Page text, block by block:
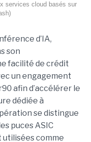
services cloud basés sur
d’IA,
son
facilité de crédit
un engagement
afin d’accélérer le
dédiée à
se distingue
puces ASIC
utilisées comme